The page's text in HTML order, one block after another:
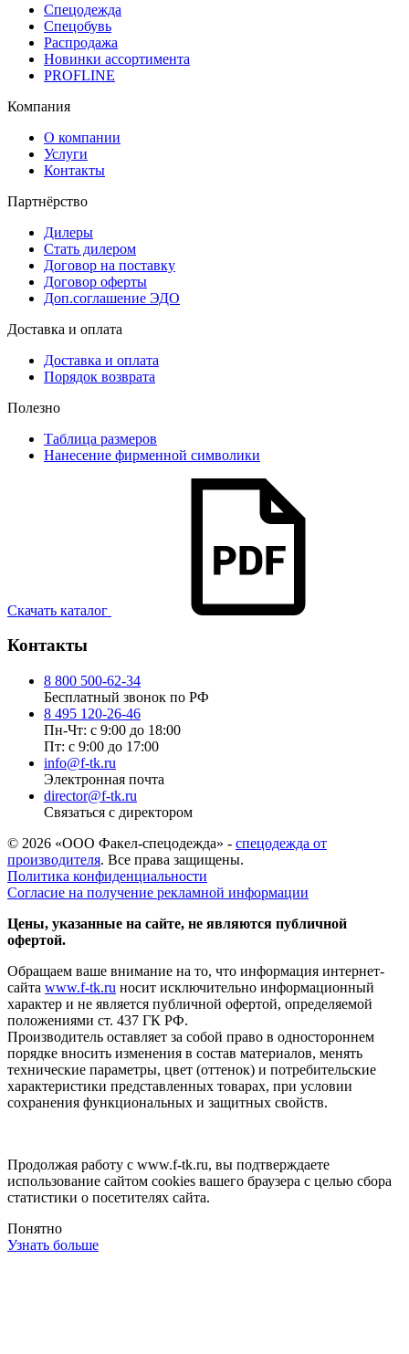
Спецодежда
Спецобувь
Распродажа
Новинки ассортимента
PROFLINE
Компания
О компании
Услуги
Контакты
Партнёрство
Дилеры
Стать дилером
Договор на поставку
Договор оферты
Доп.соглашение ЭДО
Доставка и оплата
Доставка и оплата
Порядок возврата
Полезно
Таблица размеров
Нанесение фирменной символики
Скачать каталог
Контакты
8 800 500-62-34
Бесплатный звонок по РФ
8 495 120-26-46
Пн-Чт: с 9:00 до 18:00
Пт: с 9:00 до 17:00
info@f-tk.ru
Электронная почта
director@f-tk.ru
Связаться с директором
© 2026 «ООО Факел-спецодежда» - спецодежда от
производителя. Все права защищены.
Политика конфиденциальности
Согласие на получение рекламной информации
Цены, указанные на сайте, не являются публичной
офертой.
Обращаем ваше внимание на то, что информация интернет-
сайта www.f-tk.ru носит исключительно информационный
характер и не является публичной офертой, определяемой
положениями ст. 437 ГК РФ.
Производитель оставляет за собой право в одностороннем
порядке вносить изменения в состав материалов, менять
технические параметры, цвет (оттенок) и потребительские
характеристики представленных товарах, при условии
сохранения функциональных и защитных свойств.
Продолжая работу с www.f-tk.ru, вы подтверждаете
использование сайтом cookies вашего браузера с целью сбора
статистики о посетителях сайта.
Понятно
Узнать больше